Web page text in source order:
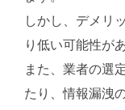
しかし、デメリ
り低い可能性が
また、業者の選
たり、情報漏洩